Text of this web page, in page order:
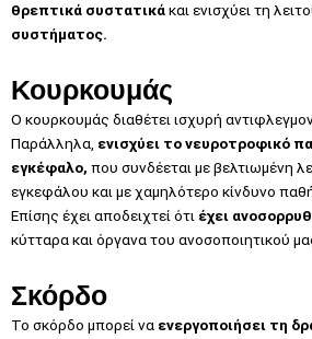
θρεπτικά συστατικάκαι ενισχύει τη
συστήματος.
Κουρκουμάς
Ο κουρκουμάς διαθέτει ισχυρή
Παράλληλα, ενισχύει το νευροτροφικό
εγκέφαλο, που συνδέεται με βελτιωμένη
εγκεφάλου και με χαμηλότερο κίνδυνο
Επίσης έχει αποδειχτεί ότι έχει
κύτταρα και όργανα του ανοσοποιητικού
Σκόρδο
Το σκόρδο μπορεί να ενεργοποιήσει τη